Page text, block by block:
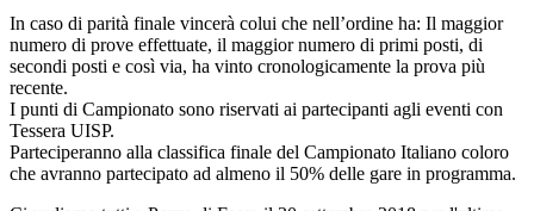
In caso di parità finale vincerà colui che nell’ordine ha: Il maggior
numero di prove effettuate, il maggior numero di primi posti, di
secondi posti e così via, ha vinto cronologicamente la prova più
recente.
I punti di Campionato sono riservati ai partecipanti agli eventi con
Tessera UISP.
Parteciperanno alla classifica finale del Campionato Italiano coloro
che avranno partecipato ad almeno il 50% delle gare in programma.